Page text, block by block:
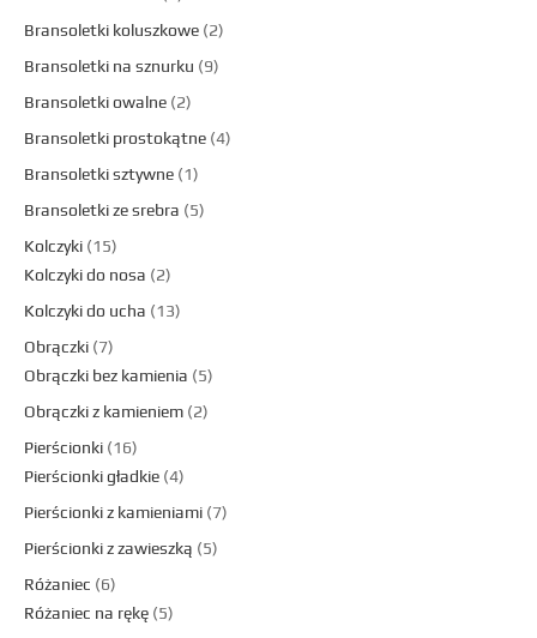
Bransoletki koluszkowe 2
Bransoletki na sznurku
9
Bransoletki owalne 2
Bransoletki prostokątne 4
Bransoletki sztywne 1
Bransoletki ze srebra
5
Kolczyki 15
Kolczyki do nosa
2
Kolczyki do ucha
13
Obrączki 7
Obrączki bez kamienia
5
Obrączki z kamieniem 2
Pierścionki 16
Pierścionki gładkie 4
Pierścionki z kamieniami 7
Pierścionki z zawieszką
5
Różaniec
6
Różaniec na rękę 5